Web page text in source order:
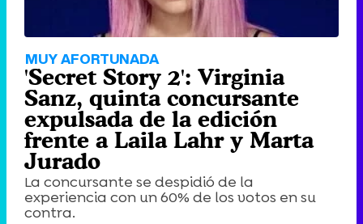
MUY AFORTUNADA
'Secret Story 2': Virginia
Sanz, quinta concursante
expulsada de la edición
frente a Laila Lahr y Marta
Jurado
La concursante se despidió de la
experiencia con un 60% de los votos en su
contra.